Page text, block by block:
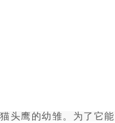
鹰的幼雏。为了它